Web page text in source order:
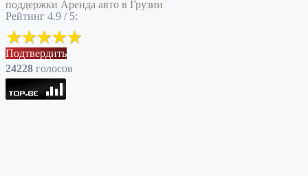
поддержки Аренда авто в Грузии
Рейтинг 4.9 / 5:
Подтвердить
24228 голоcов